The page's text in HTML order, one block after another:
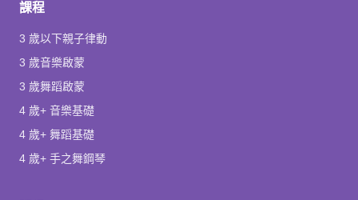
課程
3 歲以下親子律動
3 歲音樂啟蒙
3 歲舞蹈啟蒙
4 歲+ 音樂基礎
4 歲+ 舞蹈基礎
4 歲+ 手之舞鋼琴